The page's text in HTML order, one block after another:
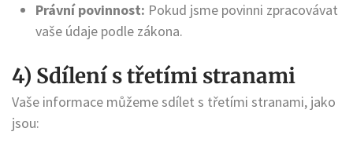
Právní povinnost: Pokud jsme povinni zpracovávat
vaše údaje podle zákona.
4) Sdílení s třetími stranami
Vaše informace můžeme sdílet s třetími stranami, jako
jsou: